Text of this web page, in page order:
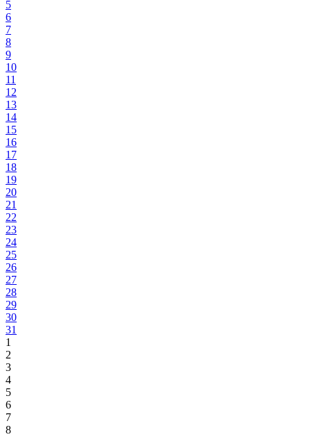
5
6
7
8
9
10
11
12
13
14
15
16
17
18
19
20
21
22
23
24
25
26
27
28
29
30
31
1
2
3
4
5
6
7
8